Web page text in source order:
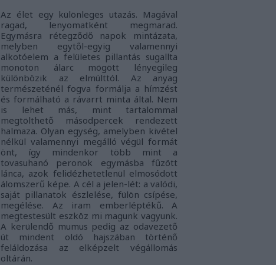
Az élet egy különleges utazás. Magával
ragad, lenyomatként megmarad.
Egymásra rétegződő napok mintázata,
melyben egytől-egyig valamennyi
alkotóelem a felületes pillantás sugallta
monoton álarc mögött lényegileg
különbözik az elmúlttól. Az anyag
természeténél fogva formálja a hímzést
és formálható a rávarrt minta által. Nem
is lehet más, mint tartalommal
megtölthető másodpercek rendezett
halmaza. Olyan egység, amelyben kivétel
nélkül valamennyi megálló végül formát
önt, így mindenkor több mint a
tovasuhanó peronok egymásba fűzött
lánca, azok felidézhetetlenül elmosódott
álomszerű képe. A cél a jelen-lét: a valódi,
saját pillanatok észlelése, fülön csípése,
megélése. Az iram emberléptékű. A
megtestesült eszköz mi magunk vagyunk.
A kerülendő mumus pedig az odavezető
út mindent oldó hajszában történő
feláldozása az elképzelt végállomás
oltárán.